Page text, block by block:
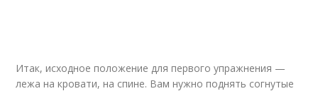
Итак, исходное положение для первого упражнения —
лежа на кровати, на спине. Вам нужно поднять согнутые